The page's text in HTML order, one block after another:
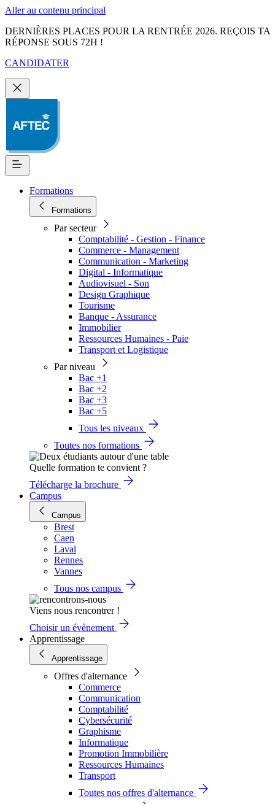
Aller au contenu principal
DERNIÈRES PLACES POUR LA RENTRÉE 2026. REÇOIS TA
RÉPONSE SOUS 72H !
CANDIDATER
Formations
Formations
Par secteur
Comptabilité - Gestion - Finance
Commerce - Management
Communication - Marketing
Digital - Informatique
Audiovisuel - Son
Design Graphique
Tourisme
Banque - Assurance
Immobilier
Ressources Humaines - Paie
Transport et Logistique
Par niveau
Bac +1
Bac +2
Bac +3
Bac +5
Tous les niveaux
Toutes nos formations
Quelle formation te convient ?
Télécharge la brochure
Campus
Campus
Brest
Caen
Laval
Rennes
Vannes
Tous nos campus
Viens nous rencontrer !
Choisir un évènement
Apprentissage
Apprentissage
Offres d'alternance
Commerce
Communication
Comptabilité
Cybersécurité
Graphisme
Informatique
Promotion Immobilière
Ressources Humaines
Transport
Toutes nos offres d'alternance